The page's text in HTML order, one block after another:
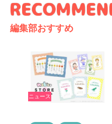
編集部おすすめ
ニュース